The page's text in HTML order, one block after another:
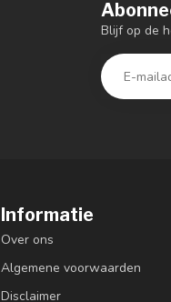
Blijf op de
Informatie
Over ons
Algemene voorwaarden
Disclaimer